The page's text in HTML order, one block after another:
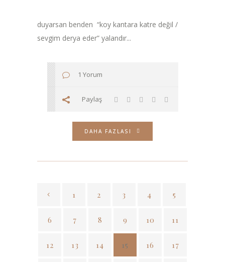
duyarsan benden “koy kantara katre değil /
sevgim derya eder” yalandır...
1 Yorum
Paylaş
DAHA FAZLASI
1 2 3 4 5
6 7 8 9 10 11
12 13 14 15 16 17